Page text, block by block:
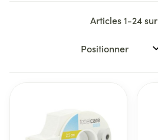
Articles1-24sur
Trier par: